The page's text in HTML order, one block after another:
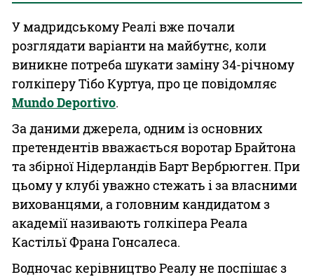
У мадридському Реалі вже почали
розглядати варіанти на майбутнє, коли
виникне потреба шукати заміну 34-річному
голкіперу Тібо Куртуа, про це повідомляє
Mundo Deportivo.
За даними джерела, одним із основних
претендентів вважається воротар Брайтона
та збірної Нідерландів Барт Вербрюгген. При
цьому у клубі уважно стежать і за власними
вихованцями, а головним кандидатом з
академії називають голкіпера Реала
Кастільї Франа Гонсалеса.
Водночас керівництво Реалу не поспішає з